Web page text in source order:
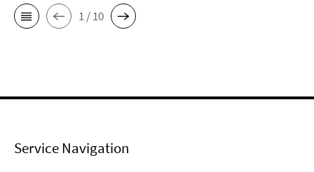
1 / 10
Service Navigation